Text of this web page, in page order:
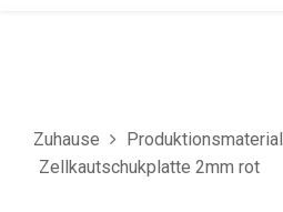
Zuhause
Produktionsmaterial
Zellkautschukplatte 2mm rot